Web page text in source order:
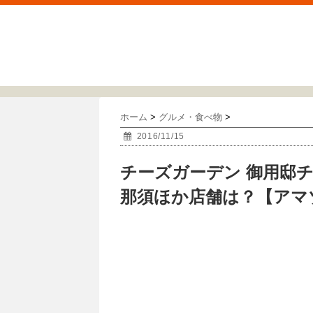
ホーム > グルメ・食べ物 >
2016/11/15
チーズガーデン 御用邸
那須ほか店舗は？【ア